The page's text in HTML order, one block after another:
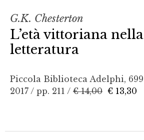
G.K. Chesterton
L’età vittoriana nella
letteratura
Piccola Biblioteca Adelphi, 699
2017 / pp. 211 / € 14,00 € 13,30